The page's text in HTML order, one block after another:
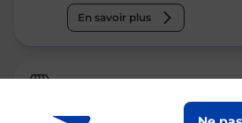
En savoir plus
La Poste Agence
MEILLONNAS